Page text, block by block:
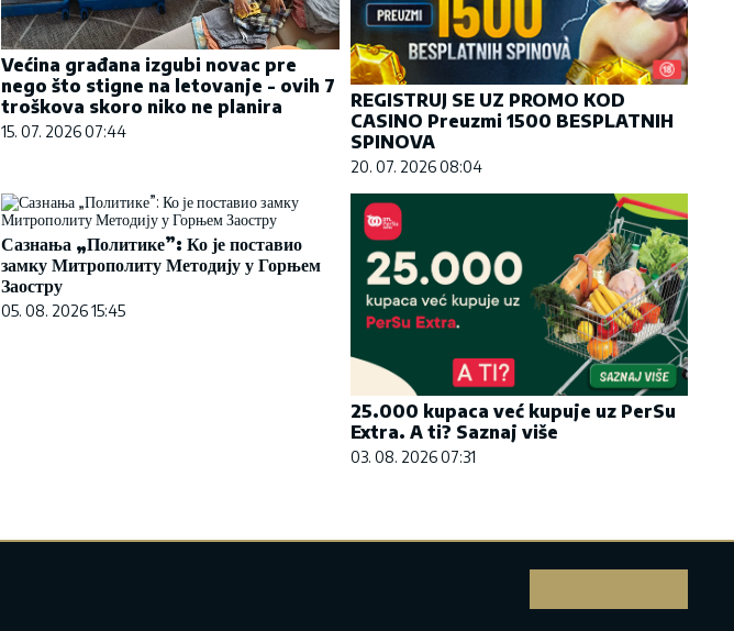
Većina građana izgubi novac pre
nego što stigne na letovanje - ovih 7
troškova skoro niko ne planira
15. 07. 2026 07:44
REGISTRUJ SE UZ PROMO KOD
CASINO Preuzmi 1500 BESPLATNIH
SPINOVA
20. 07. 2026 08:04
Сазнања „Политике”: Ко је поставио
замку Митрополиту Методију у Горњем
Заостру
05. 08. 2026 15:45
25.000 kupaca već kupuje uz PerSu
Extra. A ti? Saznaj više
03. 08. 2026 07:31